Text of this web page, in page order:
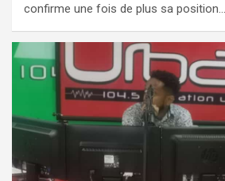
confirme une fois de plus sa position…